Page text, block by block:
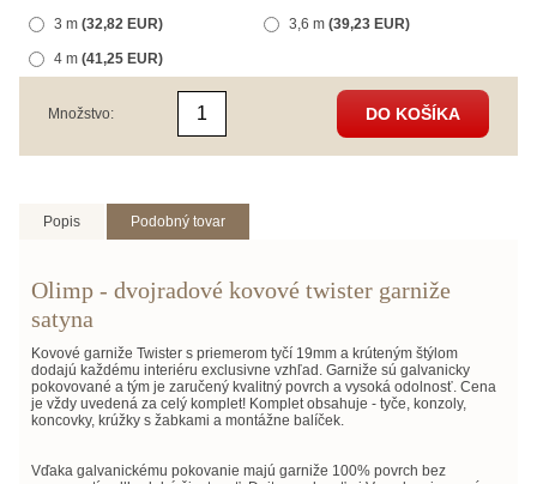
3 m (32,82 EUR) 3,6 m (39,23 EUR)
4 m (41,25 EUR)
DO KOŠÍKA
Množstvo:
Popis Podobný tovar
Olimp - dvojradové kovové twister garniže
satyna
Kovové garniže Twister s priemerom tyčí 19mm a krúteným štýlom
dodajú každému interiéru exclusivne vzhľad. Garniže sú galvanicky
pokovované a tým je zaručený kvalitný povrch a vysoká odolnosť. Cena
je vždy uvedená za celý komplet! Komplet obsahuje - tyče, konzoly,
koncovky, krúžky s žabkami a montážne balíček.
Vďaka galvanickému pokovanie majú garniže 100% povrch bez